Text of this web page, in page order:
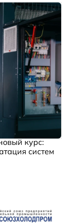
курс:
систем